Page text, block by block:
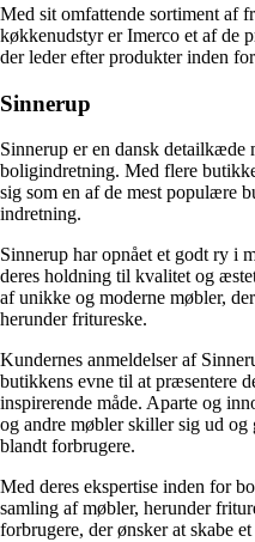
Med sit omfattende sortiment af
køkkenudstyr er Imerco et af de
der leder efter produkter inden
Sinnerup
Sinnerup er en dansk detailkæde
boligindretning. Med flere
sig som en af de mest populære
indretning.
Sinnerup har opnået et godt ry i
deres holdning til kvalitet og
af unikke og moderne møbler,
herunder fritureske.
Kundernes anmeldelser af
butikkens evne til at præsentere
inspirerende måde. Aparte og
og andre møbler skiller sig ud
blandt forbrugere.
Med deres ekspertise inden for
samling af møbler, herunder
forbrugere, der ønsker at skabe